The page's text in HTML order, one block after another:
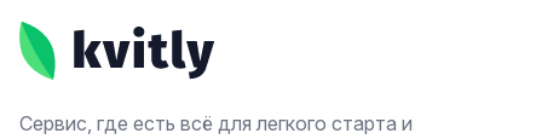
Сервис, где есть всё для легкого старта и